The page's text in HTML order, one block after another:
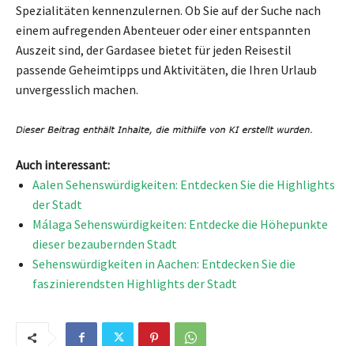
Spezialitäten kennenzulernen. Ob Sie auf der Suche nach
einem aufregenden Abenteuer oder einer entspannten
Auszeit sind, der Gardasee bietet für jeden Reisestil
passende Geheimtipps und Aktivitäten, die Ihren Urlaub
unvergesslich machen.
Auch interessant:
Aalen Sehenswürdigkeiten: Entdecken Sie die Highlights
der Stadt
Málaga Sehenswürdigkeiten: Entdecke die Höhepunkte
dieser bezaubernden Stadt
Sehenswürdigkeiten in Aachen: Entdecken Sie die
faszinierendsten Highlights der Stadt